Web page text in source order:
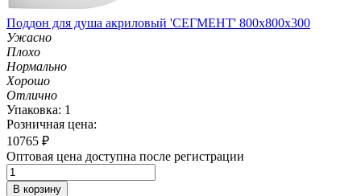
Поддон для душа акриловый 'СЕГМЕНТ' 800х800х300
Ужасно
Плохо
Нормально
Хорошо
Отлично
Упаковка: 1
Розничная цена:
10765 ₽
Оптовая цена доступна после регистрации
В корзину